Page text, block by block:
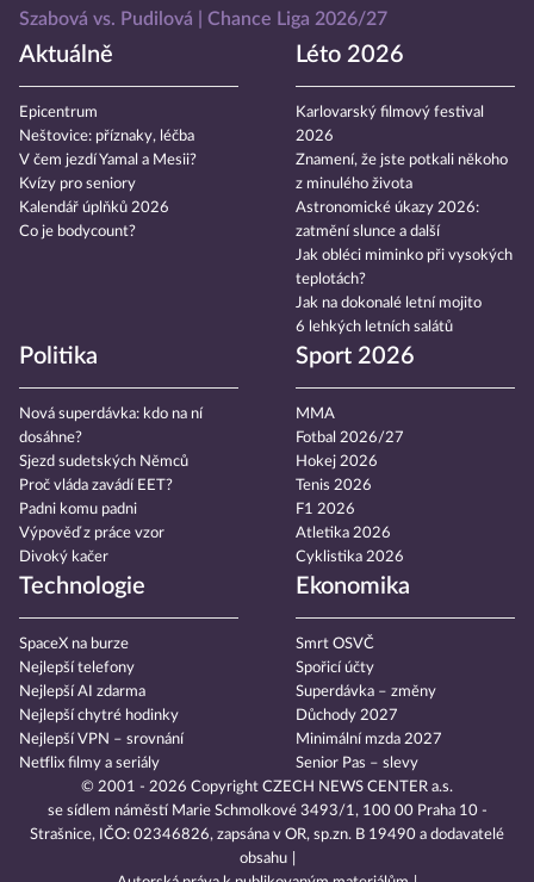
Szabová vs. Pudilová
Chance Liga 2026/27
Aktuálně
Epicentrum
Neštovice: příznaky, léčba
V čem jezdí Yamal a Mesii?
Kvízy pro seniory
Kalendář úplňků 2026
Co je bodycount?
Léto 2026
Karlovarský filmový festival
2026
Znamení, že jste potkali někoho
z minulého života
Astronomické úkazy 2026:
zatmění slunce a další
Jak obléci miminko při vysokých
teplotách?
Jak na dokonalé letní mojito
6 lehkých letních salátů
Politika
Nová superdávka: kdo na ní
dosáhne?
Sjezd sudetských Němců
Proč vláda zavádí EET?
Padni komu padni
Výpověď z práce vzor
Divoký kačer
Sport 2026
MMA
Fotbal 2026/27
Hokej 2026
Tenis 2026
F1 2026
Atletika 2026
Cyklistika 2026
Technologie
SpaceX na burze
Nejlepší telefony
Nejlepší AI zdarma
Nejlepší chytré hodinky
Nejlepší VPN – srovnání
Netflix filmy a seriály
Ekonomika
Smrt OSVČ
Spořicí účty
Superdávka – změny
Důchody 2027
Minimální mzda 2027
Senior Pas – slevy
© 2001 - 2026 Copyright CZECH NEWS CENTER a.s.
se sídlem náměstí Marie Schmolkové 3493/1, 100 00 Praha 10 -
Strašnice, IČO: 02346826, zapsána v OR, sp.zn. B 19490 a dodavatelé
obsahu